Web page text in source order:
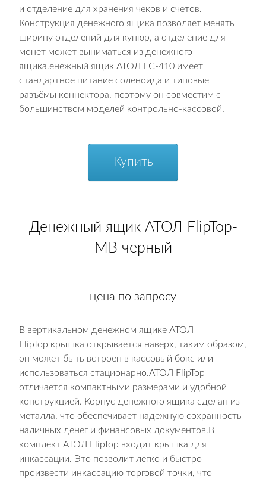
и отделение для хранения чеков и счетов.
Конструкция денежного ящика позволяет менять
ширину отделений для купюр, а отделение для
монет может выниматься из денежного
ящика.енежный ящик АТОЛ EC-410 имеет
стандартное питание соленоида и типовые
разъёмы коннектора, поэтому он совместим с
большинством моделей контрольно-кассовой.
Купить
Денежный ящик АТОЛ FlipTop-
MB черный
цена по запросу
В вертикальном денежном ящике АТОЛ
FlipTop крышка открывается наверх, таким образом,
он может быть встроен в кассовый бокс или
использоваться стационарно.АТОЛ FlipTop
отличается компактными размерами и удобной
конструкцией. Корпус денежного ящика сделан из
металла, что обеспечивает надежную сохранность
наличных денег и финансовых документов.В
комплект АТОЛ FlipTop входит крышка для
инкассации. Это позволит легко и быстро
произвести инкассацию торговой точки, что